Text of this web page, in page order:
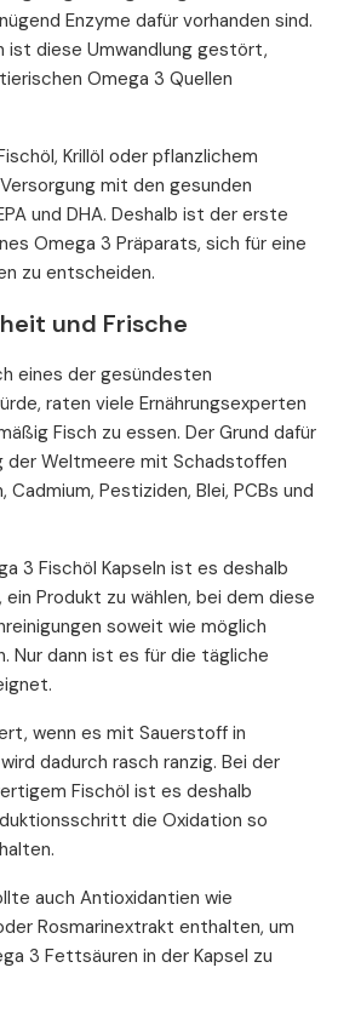
Enzyme dafür vorhanden sind.
ist diese Umwandlung gestört,
Omega 3 Quellen
Krillöl oder pflanzlichem
mit den gesunden
und DHA. Deshalb ist der erste
Omega 3 Präparats, sich für eine
zu entscheiden.
und Frische
eines der gesündesten
raten viele Ernährungsexperten
Fisch zu essen. Der Grund dafür
der Weltmeere mit Schadstoffen
Cadmium, Pestiziden, Blei, PCBs und
3 Fischöl Kapseln ist es deshalb
Produkt zu wählen, bei dem diese
soweit wie möglich
Nur dann ist es für die tägliche
wenn es mit Sauerstoff in
dadurch rasch ranzig. Bei der
Fischöl ist es deshalb
die Oxidation so
auch Antioxidantien wie
Rosmarinextrakt enthalten, um
3 Fettsäuren in der Kapsel zu